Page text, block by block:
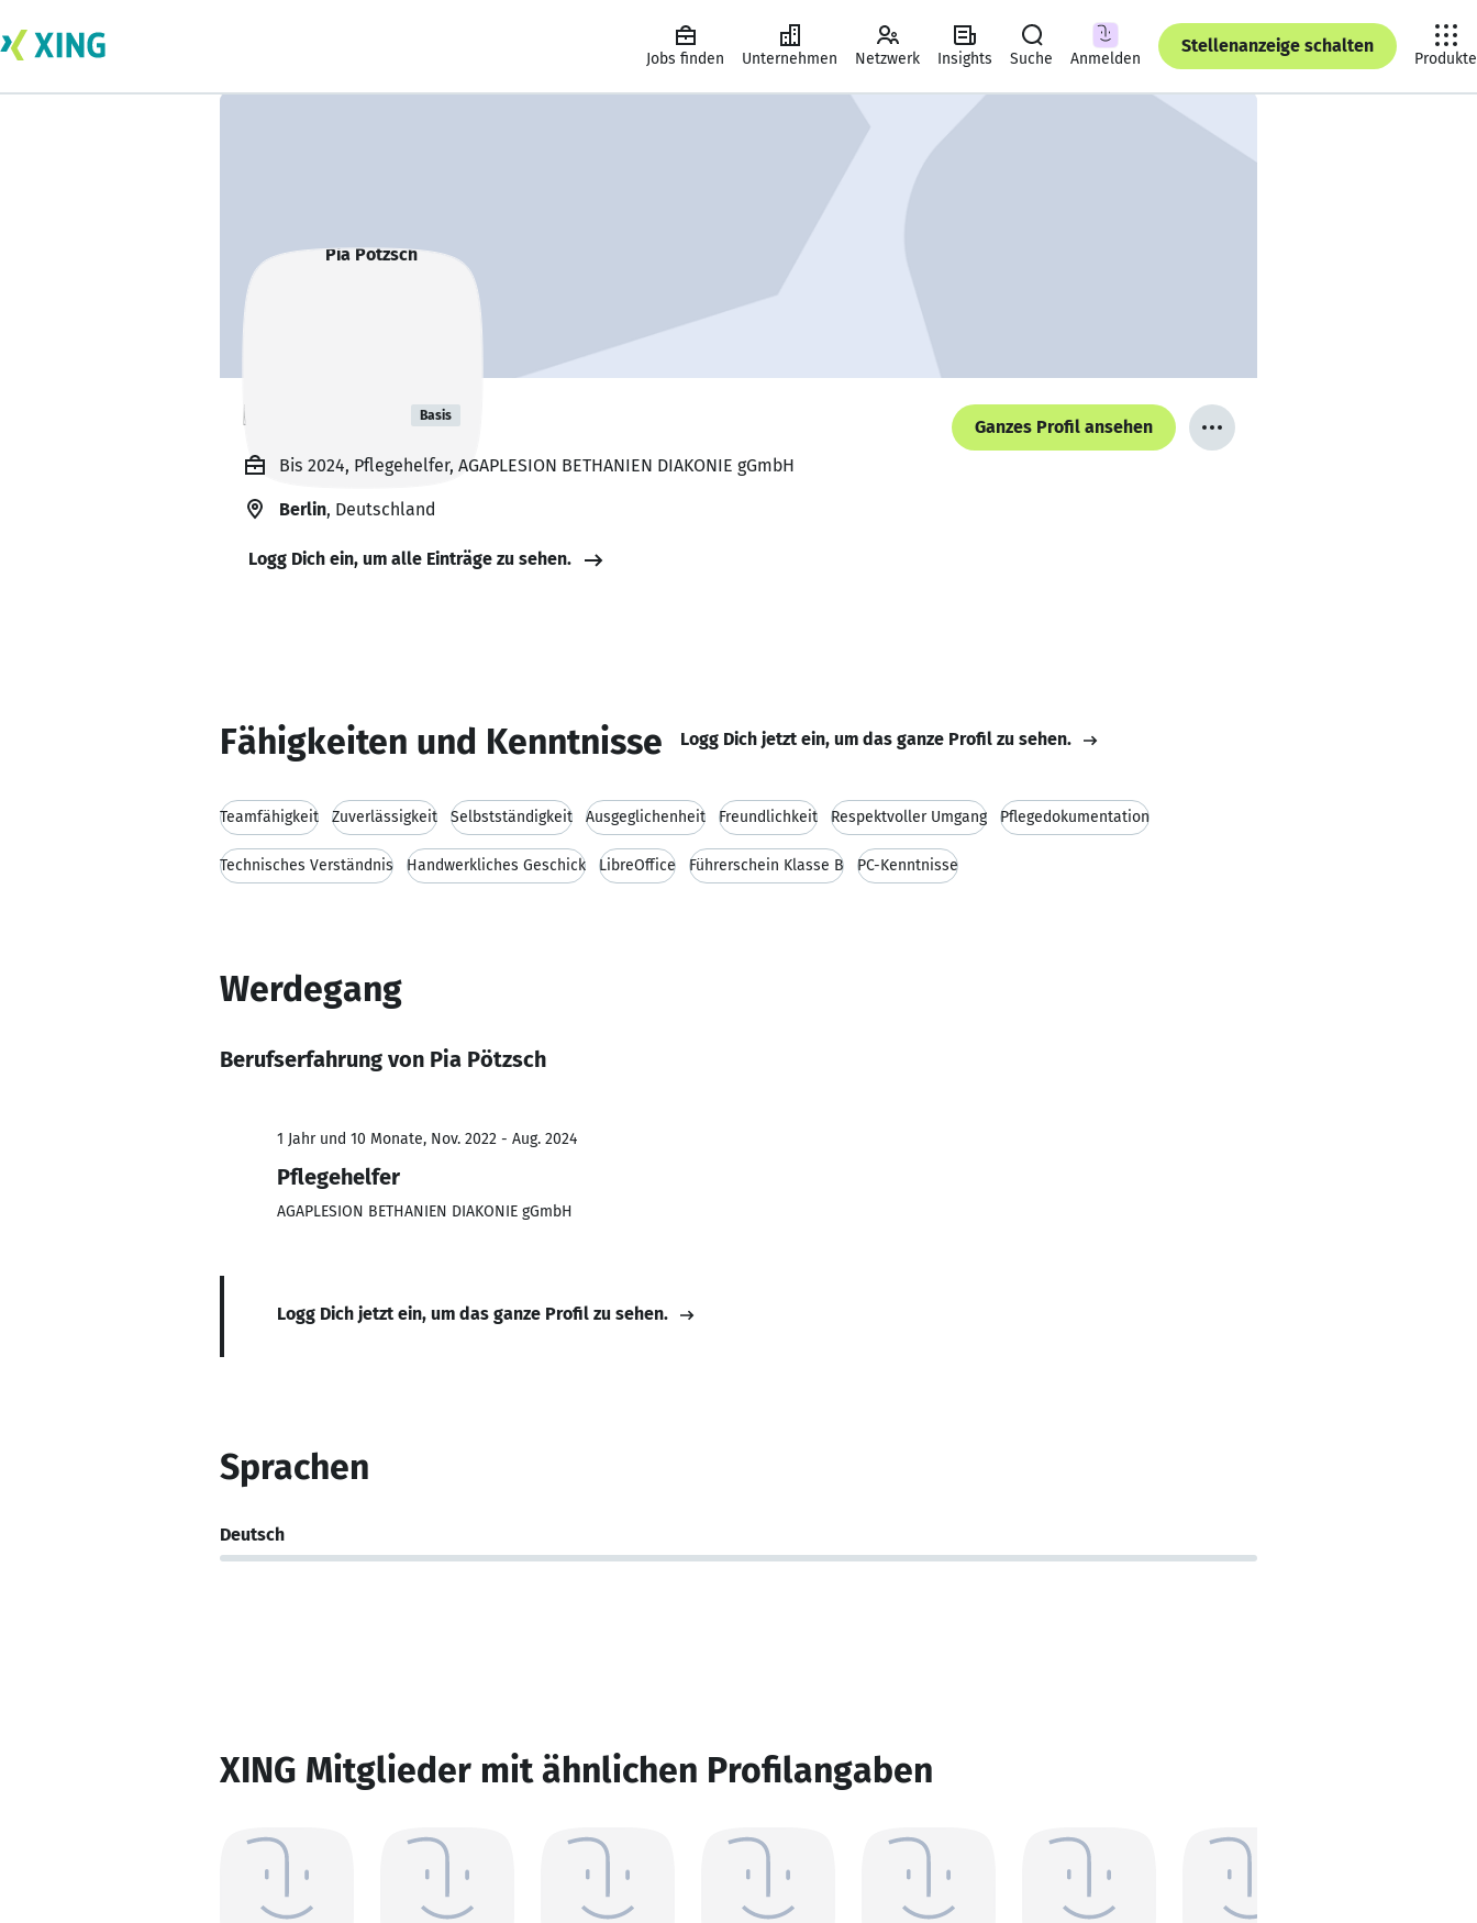
Jobs finden Unternehmen Netzwerk Insights Suche Anmelden
Stellenanzeige schalten
Produkte
Pia Pötzsch Basis
Ganzes Profil ansehen
Bis 2024, Pflegehelfer, AGAPLESION BETHANIEN DIAKONIE gGmbH
Berlin, Deutschland
Logg Dich ein, um alle Einträge zu sehen.
Fähigkeiten und Kenntnisse Logg Dich jetzt ein, um das ganze Profil zu sehen.
Teamfähigkeit Zuverlässigkeit Selbstständigkeit Ausgeglichenheit Freundlichkeit Respektvoller Umgang Pflegedokumentation
Technisches Verständnis Handwerkliches Geschick LibreOffice Führerschein Klasse B PC-Kenntnisse
Werdegang
Berufserfahrung von Pia Pötzsch
1 Jahr und 10 Monate, Nov. 2022 - Aug. 2024
Pflegehelfer
AGAPLESION BETHANIEN DIAKONIE gGmbH
Logg Dich jetzt ein, um das ganze Profil zu sehen.
Sprachen
Deutsch
XING Mitglieder mit ähnlichen Profilangaben